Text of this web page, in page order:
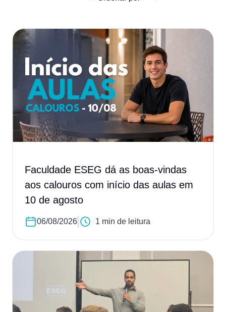
Faculdade ESEG dá as boas-vindas
aos calouros com início das aulas em
10 de agosto
06/08/2026 1 min de leitura